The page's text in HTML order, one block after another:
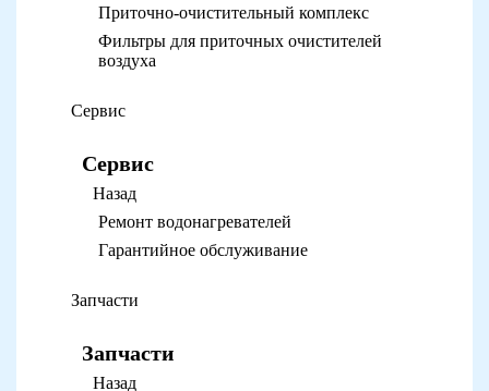
Приточно-очистительный комплекс
Фильтры для приточных очистителей
воздуха
Сервис
Сервис
Назад
Ремонт водонагревателей
Гарантийное обслуживание
Запчасти
Запчасти
Назад